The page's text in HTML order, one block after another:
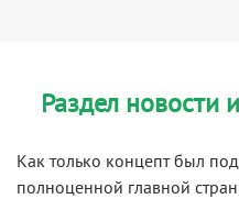
Раздел новости
Как только концепт был
полноценной главной